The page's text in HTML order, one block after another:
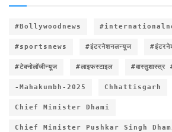
#Bollywoodnews
#sportsnews #इंटरनेशनलन्यूज
#टेक्नोलॉजीन्यूज #लाइफस्टाइल #वास्तुशास्त्र
-Mahakumbh-2025 Chhattisgarh
Chief Minister Dhami
Chief Minister Pushkar Singh